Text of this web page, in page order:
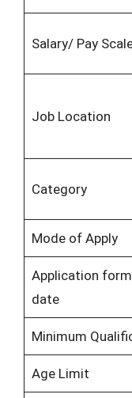
Salary/ Pay
Job Location
Category
Mode of Apply
Application
date
Minimum
Age Limit